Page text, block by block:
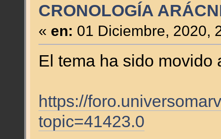
CRONOLOGÍA
« en: 01 Diciembre, 2020,
El tema ha sido movido
https://
topic=41423.0